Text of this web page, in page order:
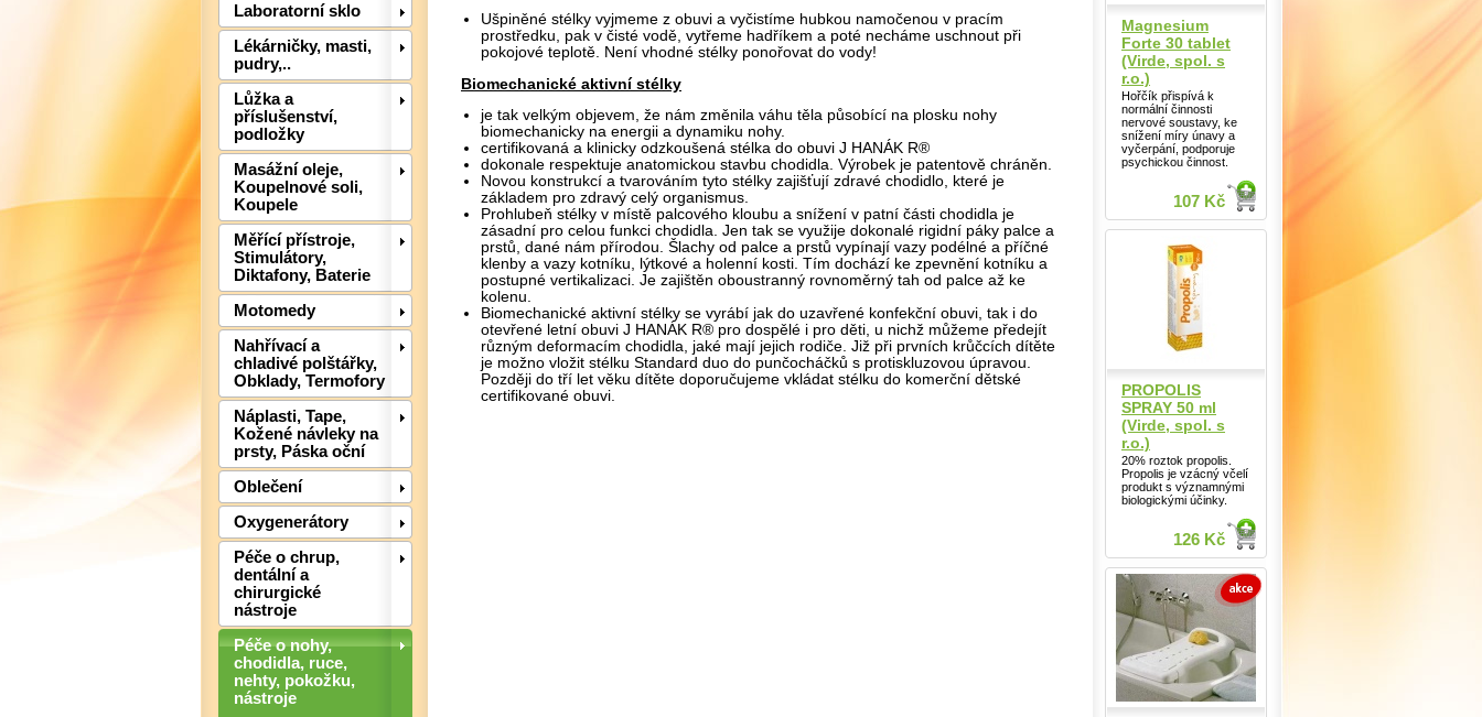
Laboratorní sklo
Lékárničky, masti,
pudry,..
Lůžka a
příslušenství,
podložky
Masážní oleje,
Koupelnové soli,
Koupele
Měřící přístroje,
Stimulátory,
Diktafony, Baterie
Motomedy
Nahřívací a
chladivé polštářky,
Obklady, Termofory
Náplasti, Tape,
Kožené návleky na
prsty, Páska oční
Oblečení
Oxygenerátory
Péče o chrup,
dentální a
chirurgické
nástroje
Péče o nohy,
chodidla, ruce,
nehty, pokožku,
nástroje
Ušpiněné stélky vyjmeme z obuvi a vyčistíme hubkou namočenou v pracím
prostředku, pak v čisté vodě, vytřeme hadříkem a poté necháme uschnout při
pokojové teplotě. Není vhodné stélky ponořovat do vody!
Biomechanické aktivní stélky
je tak velkým objevem, že nám změnila váhu těla působící na plosku nohy
biomechanicky na energii a dynamiku nohy.
certifikovaná a klinicky odzkoušená stélka do obuvi J HANÁK R®
dokonale respektuje anatomickou stavbu chodidla. Výrobek je patentově chráněn.
Novou konstrukcí a tvarováním tyto stélky zajišťují zdravé chodidlo, které je
základem pro zdravý celý organismus.
Prohlubeň stélky v místě palcového kloubu a snížení v patní části chodidla je
zásadní pro celou funkci chodidla. Jen tak se využije dokonalé rigidní páky palce a
prstů, dané nám přírodou. Šlachy od palce a prstů vypínají vazy podélné a příčné
klenby a vazy kotníku, lýtkové a holenní kosti. Tím dochází ke zpevnění kotníku a
postupné vertikalizaci. Je zajištěn oboustranný rovnoměrný tah od palce až ke
kolenu.
Biomechanické aktivní stélky se vyrábí jak do uzavřené konfekční obuvi, tak i do
otevřené letní obuvi J HANÁK R® pro dospělé i pro děti, u nichž můžeme předejít
různým deformacím chodidla, jaké mají jejich rodiče. Již při prvních krůčcích dítěte
je možno vložit stélku Standard duo do punčocháčků s protiskluzovou úpravou.
Později do tří let věku dítěte doporučujeme vkládat stélku do komerční dětské
certifikované obuvi.
Magnesium
Forte 30 tablet
(Virde, spol. s
r.o.)
Hořčík přispívá k
normální činnosti
nervové soustavy, ke
snížení míry únavy a
vyčerpání, podporuje
psychickou činnost.
107 Kč
Detail
PROPOLIS
SPRAY 50 ml
(Virde, spol. s
r.o.)
20% roztok propolis.
Propolis je vzácný včelí
produkt s významnými
biologickými účinky.
126 Kč